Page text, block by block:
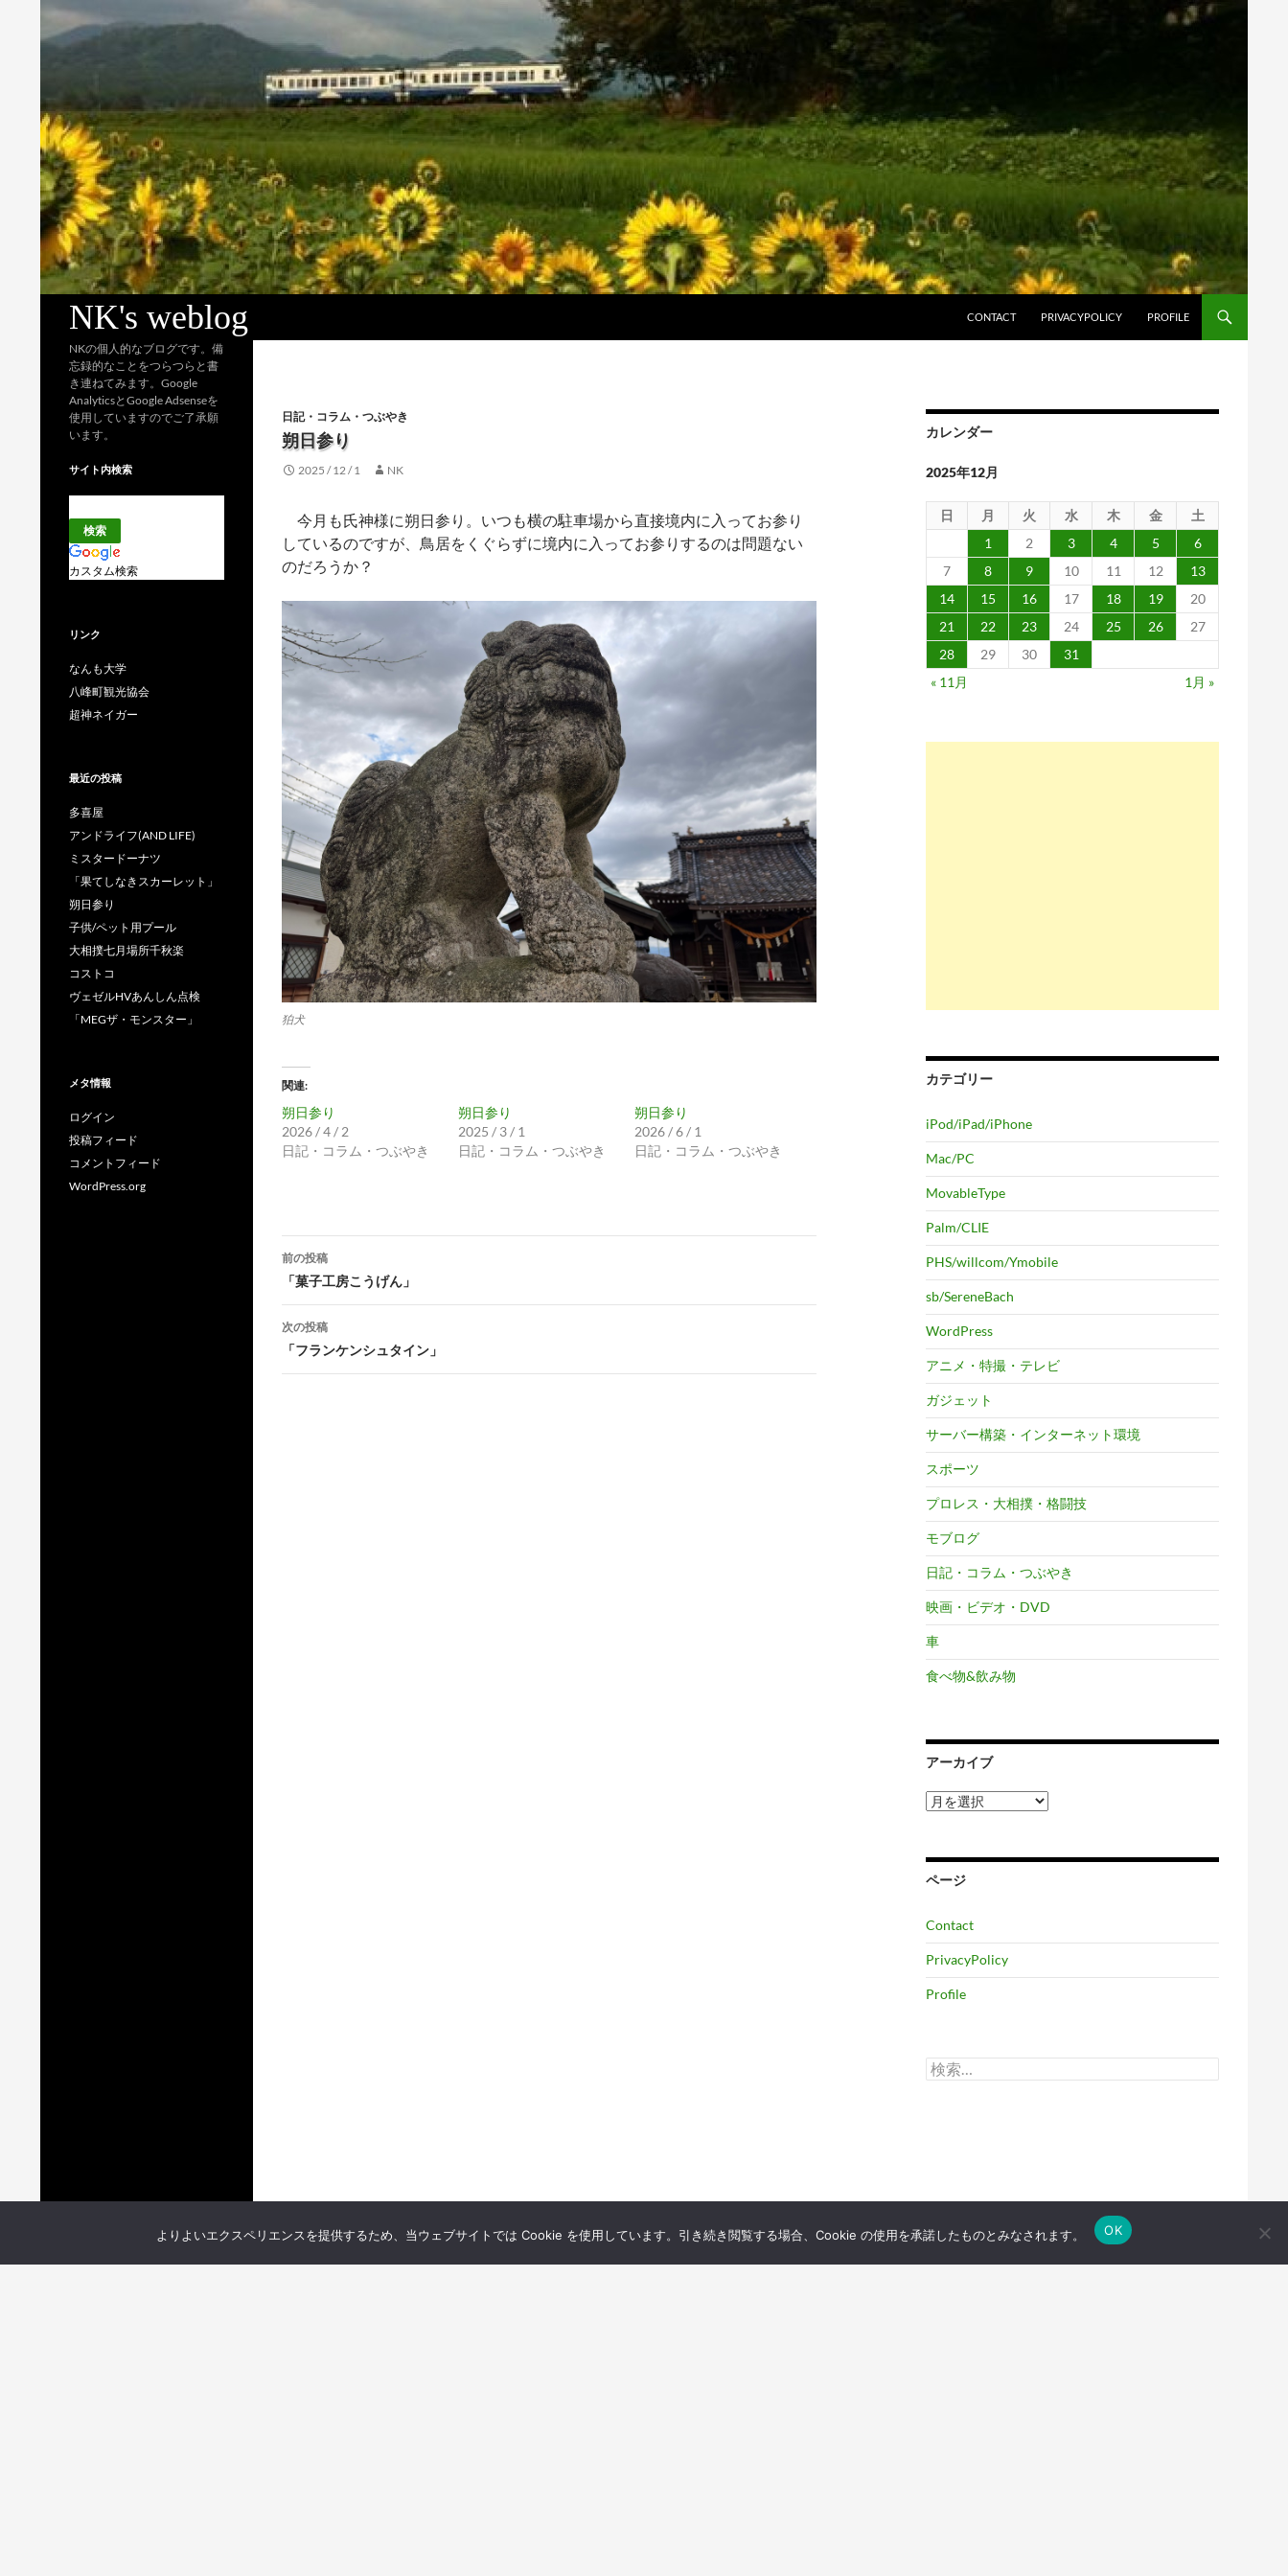
NK's weblog
CONTACT
PRIVACYPOLICY PROFILE
日記・コラム・つぶやき
朔日参り
2025 / 12 / 1 NK
今月も氏神様に朔日参り。いつも横の駐車場から直接境内に入ってお参り
しているのですが、鳥居をくぐらずに境内に入ってお参りするのは問題ない
のだろうか？
狛犬
関連
朔日参り
2026 / 4 / 2
日記・コラム・つぶやき
朔日参り
2025 / 3 / 1
日記・コラム・つぶやき
朔日参り
2026 / 6 / 1
日記・コラム・つぶやき
投
稿
ナ
ビ
ゲ
前の投稿
「菓子工房こうげん」
次の投稿
「フランケンシュタイン」
カレンダー
2025年12月
日 月 火 水 木 金
土
1
2 3 4 5
6
7
8 9 10 11 12
13
14
15 16 17 18 19
20
21
22 23 24 25 26
27
28
29 30
31
« 11月
1月 »
カテゴリー
iPod/iPad/iPhone
Mac/PC
MovableType
Palm/CLIE
PHS/willcom/Ymobile
sb/SereneBach
WordPress
アニメ・特撮・テレビ
ガジェット
サーバー構築・インターネット環境
スポーツ
プロレス・大相撲・格闘技
モブログ
日記・コラム・つぶやき
映画・ビデオ・DVD
車
食べ物&飲み物
アーカイブ
ア
ー
ブ
ページ
Contact
PrivacyPolicy
Profile
検
索:
NKの個人的なブログです。備
忘録的なことをつらつらと書
き連ねてみます。Google
AnalyticsとGoogle Adsenseを
使用していますのでご了承願
います。
サイト内検索
カスタム検索
リンク
なんも大学
八峰町観光協会
超神ネイガー
最近の投稿
多喜屋
アンドライフ(AND LIFE)
ミスタードーナツ
「果てしなきスカーレット」
朔日参り
子供/ペット用プール
大相撲七月場所千秋楽
コストコ
ヴェゼルHVあんしん点検
「MEGザ・モンスター」
メタ情報
ログイン
投稿フィード
コメントフィード
WordPress.org
よりよいエクスペリエンスを提供するため、当ウェブサイトでは Cookie を使用しています。引き続き閲覧する場合、Cookie の使用を承諾したものとみなされます。 OK